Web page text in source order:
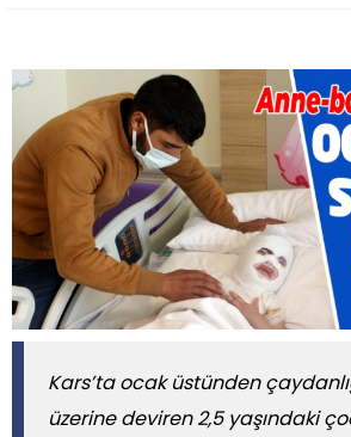
Kars’ta ocak üstünden
üzerine deviren 2,5 yaşındaki